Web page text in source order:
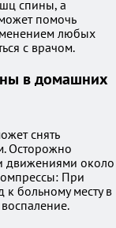
спины, а
помочь
любых
с врачом.
в домашних
снять
Осторожно
движениями около
При
больному месту в